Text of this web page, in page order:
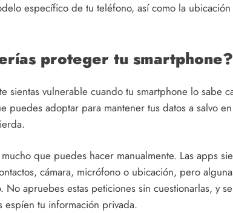
específico de tu teléfono, así como la
proteger tu smartphone?
sientas vulnerable cuando tu smartphone lo sabe
puedes adoptar para mantener tus datos a salvo
que puedes hacer manualmente. Las apps
cámara, micrófono o ubicación, pero
No apruebes estas peticiones sin cuestionarlas, y
espíen tu información privada.